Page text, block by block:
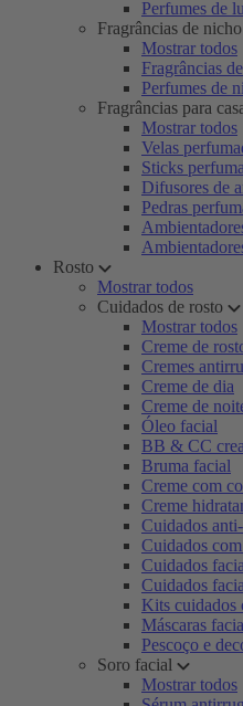
Perfumes de
Fragrâncias de nicho
Mostrar todos
Fragrâncias
Perfumes de
Fragrâncias para
Mostrar todos
Velas
Sticks
Difusores de
Pedras
Rosto
Mostrar todos
Cuidados de rosto
Mostrar todos
Creme de
Cremes
Creme de dia
Creme de
Óleo facial
BB & CC
Bruma facial
Creme com
Creme
Cuidados
Cuidados
Cuidados
Cuidados
Kits cuidados
Máscaras
Pescoço e
Soro facial
Mostrar todos